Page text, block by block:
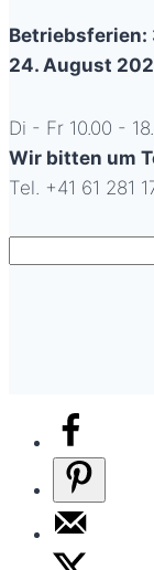
Betriebsferien:
24. August
Di - Fr 10.00 -
Wir bitten um
Tel. +41 61 281